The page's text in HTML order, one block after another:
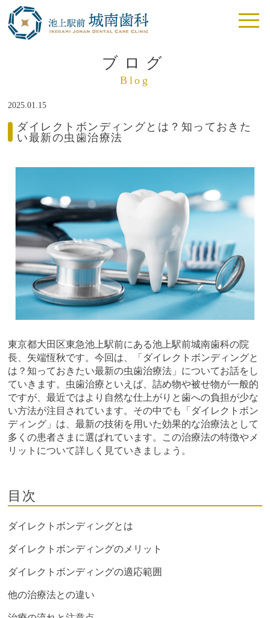
ブログ
Blog
2025.01.15
ダイレクトボンディングとは？知っておきた
い最新の虫歯治療法
東京都大田区東急池上駅前にある池上駅前城南歯科の院
長、矢端恆秋です。今回は、「ダイレクトボンディングと
は？知っておきたい最新の虫歯治療法」についてお話をし
ていきます。虫歯治療といえば、詰め物や被せ物が一般的
ですが、最近ではより自然な仕上がりと歯への負担が少な
い方法が注目されています。その中でも「ダイレクトボン
ディング」は、最新の技術を用いた効果的な治療法として
多くの患者さまに選ばれています。この治療法の特徴やメ
リットについて詳しく見ていきましょう。
目次
ダイレクトボンディングとは
ダイレクトボンディングのメリット
ダイレクトボンディングの適応範囲
他の治療法との違い